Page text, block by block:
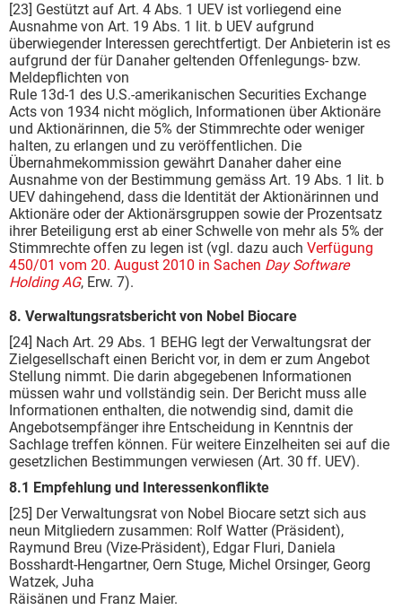
[23] Gestützt auf Art. 4 Abs. 1 UEV ist vorliegend eine
Ausnahme von Art. 19 Abs. 1 lit. b UEV aufgrund
überwiegender Interessen gerechtfertigt. Der Anbieterin ist es
aufgrund der für Danaher geltenden Offenlegungs- bzw.
Meldepflichten von
Rule 13d-1 des U.S.-amerikanischen Securities Exchange
Acts von 1934 nicht möglich, Informationen über Aktionäre
und Aktionärinnen, die 5% der Stimmrechte oder weniger
halten, zu erlangen und zu veröffentlichen. Die
Übernahmekommission gewährt Danaher daher eine
Ausnahme von der Bestimmung gemäss Art. 19 Abs. 1 lit. b
UEV dahingehend, dass die Identität der Aktionärinnen und
Aktionäre oder der Aktionärsgruppen sowie der Prozentsatz
ihrer Beteiligung erst ab einer Schwelle von mehr als 5% der
Stimmrechte offen zu legen ist (vgl. dazu auch Verfügung
450/01 vom 20. August 2010 in Sachen Day Software
Holding AG, Erw. 7).
8. Verwaltungsratsbericht von Nobel Biocare
[24] Nach Art. 29 Abs. 1 BEHG legt der Verwaltungsrat der
Zielgesellschaft einen Bericht vor, in dem er zum Angebot
Stellung nimmt. Die darin abgegebenen Informationen
müssen wahr und vollständig sein. Der Bericht muss alle
Informationen enthalten, die notwendig sind, damit die
Angebotsempfänger ihre Entscheidung in Kenntnis der
Sachlage treffen können. Für weitere Einzelheiten sei auf die
gesetzlichen Bestimmungen verwiesen (Art. 30 ff. UEV).
8.1 Empfehlung und Interessenkonflikte
[25] Der Verwaltungsrat von Nobel Biocare setzt sich aus
neun Mitgliedern zusammen: Rolf Watter (Präsident),
Raymund Breu (Vize-Präsident), Edgar Fluri, Daniela
Bosshardt-Hengartner, Oern Stuge, Michel Orsinger, Georg
Watzek, Juha
Räisänen und Franz Maier.